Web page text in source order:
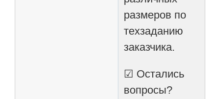
размеров по
техзаданию
заказчика.
☑ Остались
вопросы?